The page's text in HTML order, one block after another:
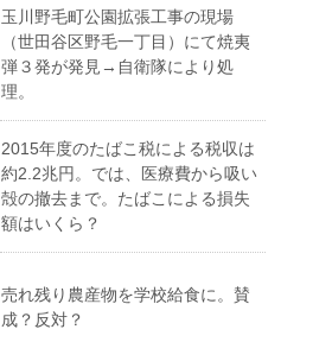
玉川野毛町公園拡張工事の現場
（世田谷区野毛一丁目）にて焼夷
弾３発が発見→自衛隊により処
理。
2015年度のたばこ税による税収は
約2.2兆円。では、医療費から吸い
殻の撤去まで。たばこによる損失
額はいくら？
売れ残り農産物を学校給食に。賛
成？反対？